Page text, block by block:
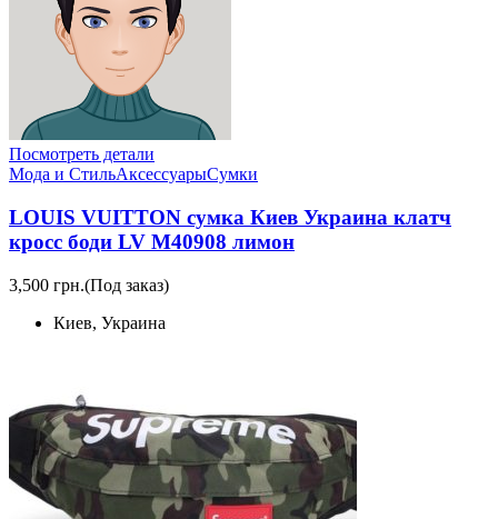
Посмотреть детали
Мода и СтильАксессуарыСумки
LOUIS VUITTON сумка Киев Украина клатч
кросс боди LV M40908 лимон
3,500 грн.(Под заказ)
Киев, Украина